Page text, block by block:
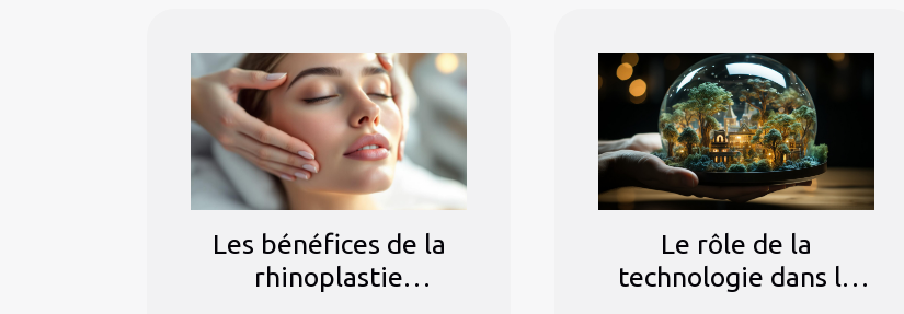
Les bénéfices de la
rhinoplastie
Le rôle de la
technologie dans la